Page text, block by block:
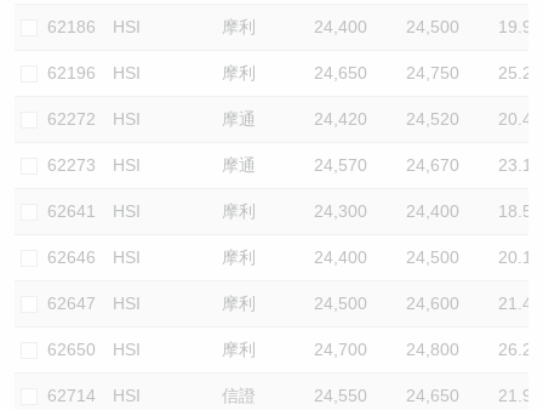
62186 HSI 摩利 24,400 24,500 19.9
62196 HSI 摩利 24,650 24,750 25.2
62272 HSI 摩通 24,420 24,520 20.4
62273 HSI 摩通 24,570 24,670 23.1
62641 HSI 摩利 24,300 24,400 18.5
62646 HSI 摩利 24,400 24,500 20.1
62647 HSI 摩利 24,500 24,600 21.4
62650 HSI 摩利 24,700 24,800 26.2
62714 HSI 信證 24,550 24,650 21.9